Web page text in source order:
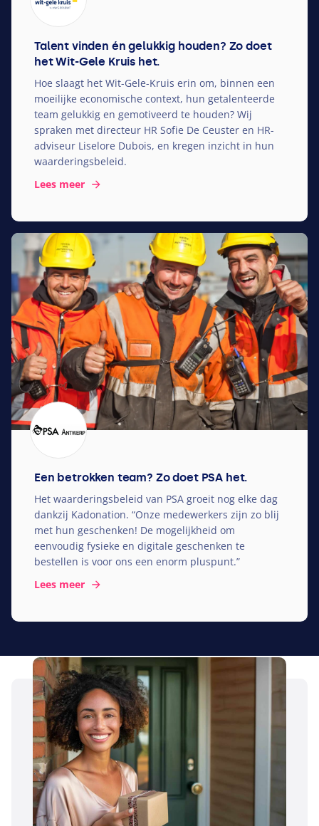
Talent vinden én gelukkig houden? Zo doet
het Wit-Gele Kruis het.
Hoe slaagt het Wit-Gele-Kruis erin om, binnen een
moeilijke economische context, hun getalenteerde
team gelukkig en gemotiveerd te houden? Wij
spraken met directeur HR Sofie De Ceuster en HR-
adviseur Liselore Dubois, en kregen inzicht in hun
waarderingsbeleid.
Lees meer
Een betrokken team? Zo doet PSA het.
Het waarderingsbeleid van PSA groeit nog elke dag
dankzij Kadonation. “Onze medewerkers zijn zo blij
met hun geschenken! De mogelijkheid om
eenvoudig fysieke en digitale geschenken te
bestellen is voor ons een enorm pluspunt.”
Lees meer